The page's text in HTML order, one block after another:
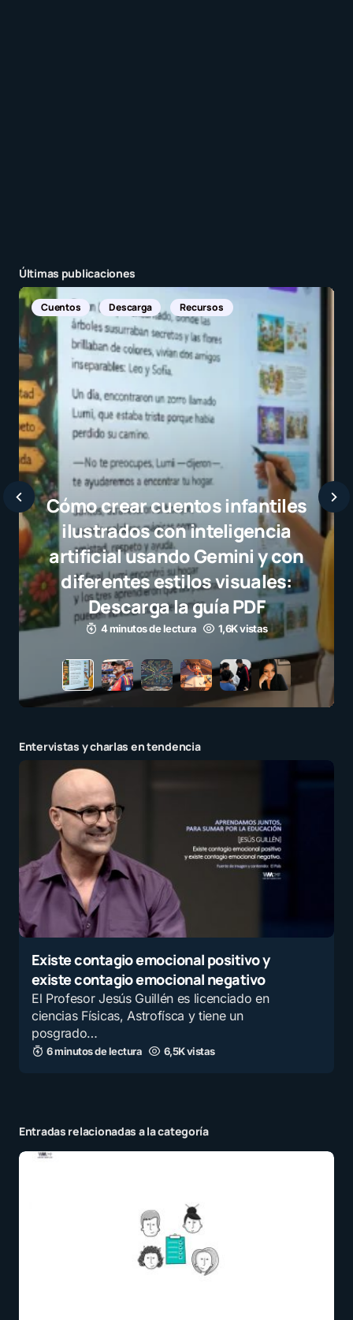
Últimas publicaciones
Noticias Internacionales
Javier Bardem
selección
el juego limpio
para millones
3 minutos de lectura
Entervistas y charlas en tendencia
Existe contagio emocional positivo y
existe contagio emocional negativo
El Profesor Jesús Guillén es licenciado en
ciencias Físicas, Astrofísca y tiene un
posgrado…
6 minutos de lectura 6,5K vistas
Entradas relacionadas a la categoría